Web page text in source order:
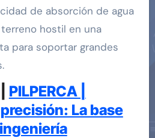
de absorción de agua
hostil en una
para soportar grandes
PILPERCA |
La base